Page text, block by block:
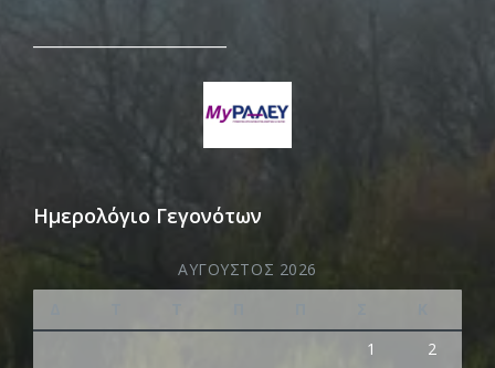
Ημερολόγιο Γεγονότων
ΑΎΓΟΥΣΤΟΣ 2026
1
2